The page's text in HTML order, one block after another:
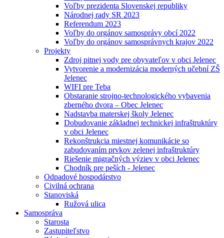
Voľby prezidenta Slovenskej republiky
Národnej rady SR 2023
Referendum 2023
Voľby do orgánov samosprávy obcí 2022
Voľby do orgánov samosprávnych krajov 2022
Projekty
Zdroj pitnej vody pre obyvateľov v obci Jelenec
Vytvorenie a modernizácia moderných učební ZŠ
Jelenec
WIFI pre Teba
Obstaranie strojno-technologického vybavenia
zberného dvora – Obec Jelenec
Nadstavba materskej školy Jelenec
Dobudovanie základnej technickej infraštruktúry
v obci Jelenec
Rekonštrukcia miestnej komunikácie so
zabudovaním prvkov zelenej infraštruktúry
Riešenie migračných výziev v obci Jelenec
Chodník pre peších - Jelenec
Odpadové hospodárstvo
Civilná ochrana
Stanoviská
Ružová ulica
Samospráva
Starosta
Zastupiteľstvo